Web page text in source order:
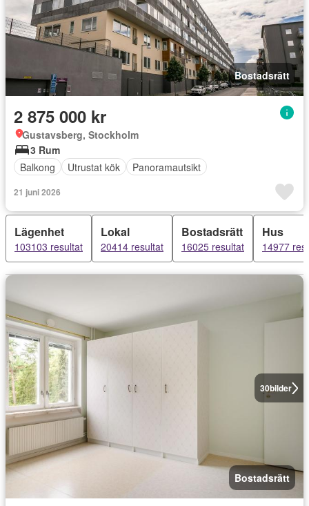
Bostadsrätt
2 875 000 kr
Gustavsberg, Stockholm
3 Rum
Balkong
Utrustat kök Panoramautsikt
21 juni 2026
Lägenhet
103103 resultat
Lokal
20414 resultat
Bostadsrätt
16025 resultat
Hus
14977
30bilder
Bostadsrätt